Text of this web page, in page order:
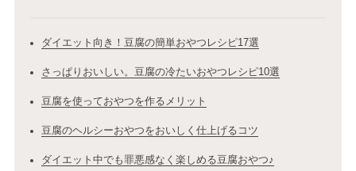
ダイエット向き！豆腐の簡単おやつレシピ17選
さっぱりおいしい。豆腐の冷たいおやつレシピ10選
豆腐を使っておやつを作るメリット
豆腐のヘルシーおやつをおいしく仕上げるコツ
ダイエット中でも罪悪感なく楽しめる豆腐おやつ♪